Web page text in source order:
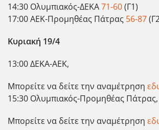
14:30 Ολυμπιακός-ΔΕΚΑ71-60(Γ1)
17:00 ΑΕΚ-Προμηθέας Πάτρας 56-87
Κυριακή 19/4
13:00 ΔΕΚΑ-ΑΕΚ,
Μπορείτε να δείτε την αναμέτρηση
15:30 Ολυμπιακός-Προμηθέας Πάτρας,
Μπορείτε να δείτε την αναμέτρηση